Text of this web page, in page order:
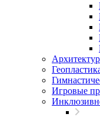
Игровые